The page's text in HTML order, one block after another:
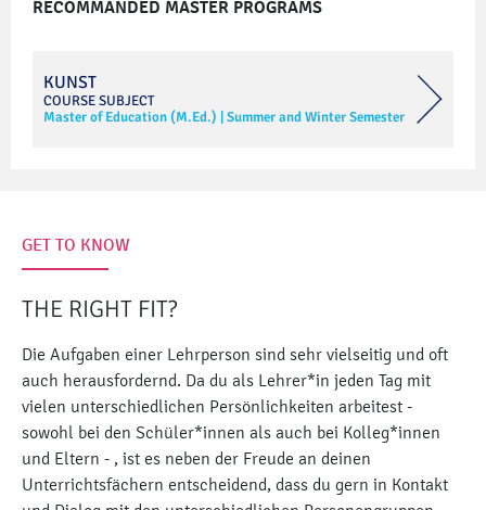
RECOMMANDED MASTER PROGRAMS
KUNST
COURSE SUBJECT
Master of Education (M.Ed.)
Summer and Winter Semester
GET TO KNOW
THE RIGHT FIT?
Die Aufgaben einer Lehrperson sind sehr vielseitig und oft
auch herausfordernd. Da du als Lehrer*in jeden Tag mit
vielen unterschiedlichen Persönlichkeiten arbeitest -
sowohl bei den Schüler*innen als auch bei Kolleg*innen
und Eltern - , ist es neben der Freude an deinen
Unterrichtsfächern entscheidend, dass du gern in Kontakt